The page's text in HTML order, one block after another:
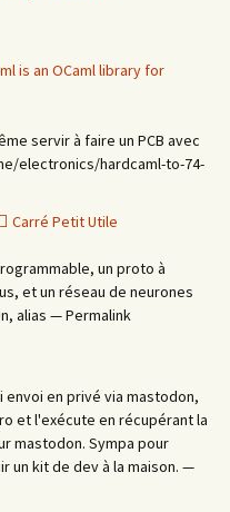
is an OCaml library for
servir à faire un PCB avec
electronics/hardcaml-to-74-
Carré Petit Utile
un proto à
et un réseau de neurones
alias — Permalink
envoi en privé via mastodon,
et l'exécute en récupérant la
mastodon. Sympa pour
un kit de dev à la maison. —